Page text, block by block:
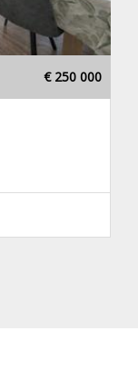
€ 250 000